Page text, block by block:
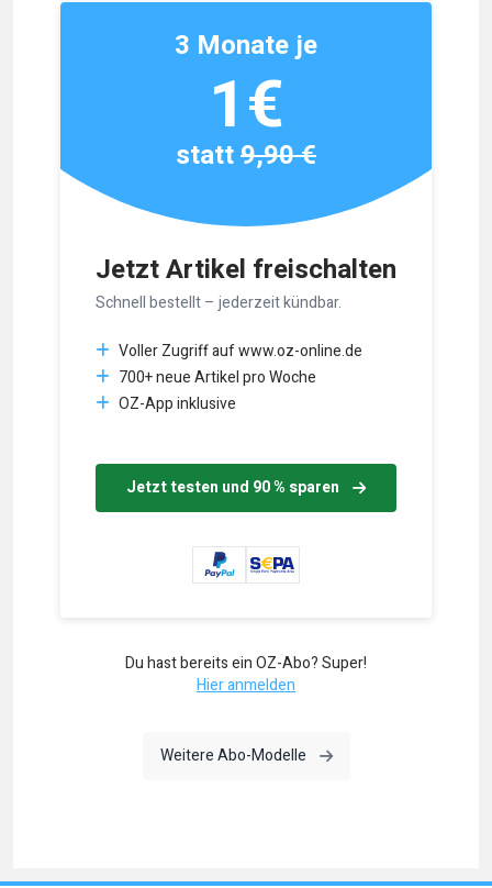
Jetzt Artikel freischalten
Schnell bestellt – jederzeit kündbar.
Voller Zugriff auf www.oz-online.de
700+ neue Artikel pro Woche
OZ-App inklusive
Jetzt testen und 90 % sparen
3 Monate je
1€
statt9,90 €
Du hast bereits ein OZ-Abo? Super!
Hier anmelden
Weitere Abo-Modelle